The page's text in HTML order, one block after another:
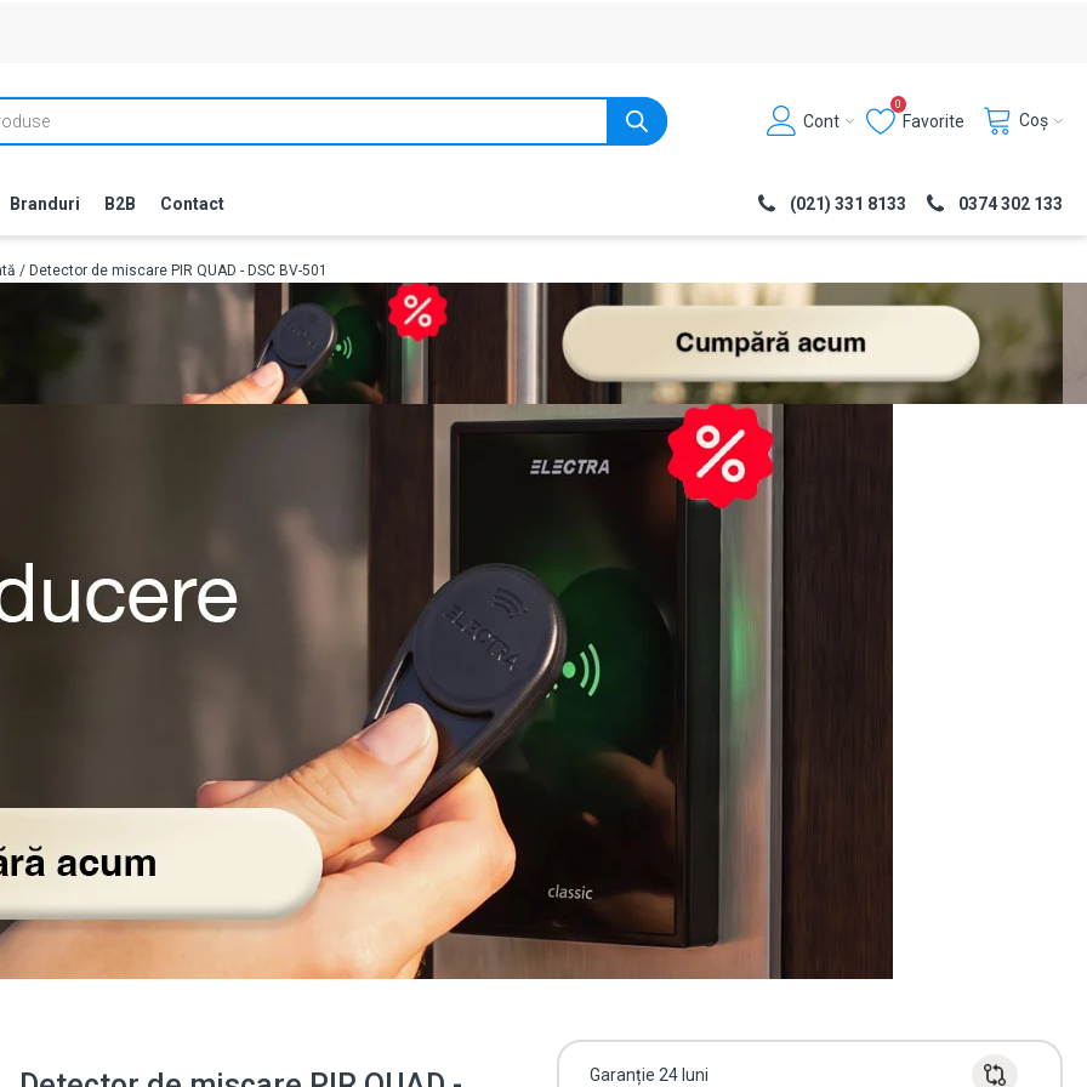
Cont
0
Favorite Coș
Branduri B2B Contact (021) 331 8133 0374 302 133
/ Detector de miscare PIR QUAD - DSC BV-501
Garanție 24 luni